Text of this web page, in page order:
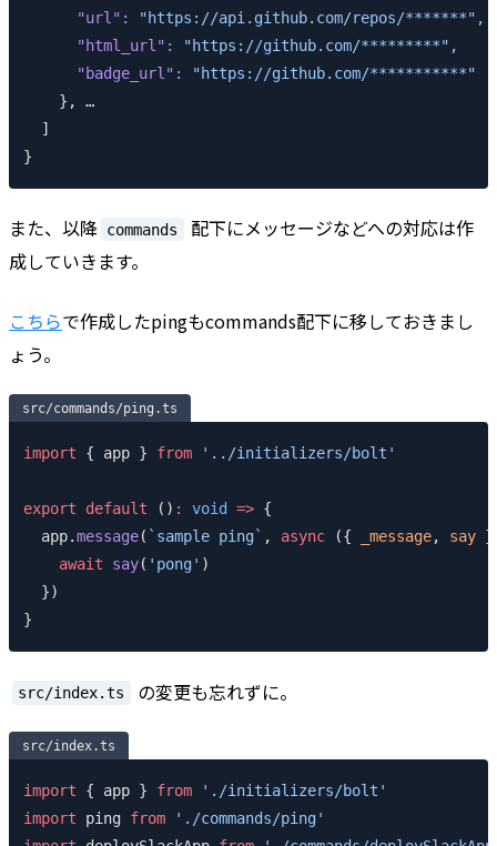
      "url"
:
"https://api.github.com/repos/*******",
      "html_url"
:
"https://github.com/*********",
      "badge_url"
:
"https://github.com/***********"
    }, …
  ]
}
また、以降 commands
配下にメッセージなどへの対応は作
成していきます。
こちらで作成したpingもcommands配下に移しておきまし
ょう。
src/commands/ping.ts
import { app } from '../initializers/bolt'
export default () : void => {
  app.
message( `sample ping` , async ({ _message, say
    await
say( 'pong' )
  })
}
src/index.ts の変更も忘れずに。
src/index.ts
import { app } from './initializers/bolt'
import ping from './commands/ping'